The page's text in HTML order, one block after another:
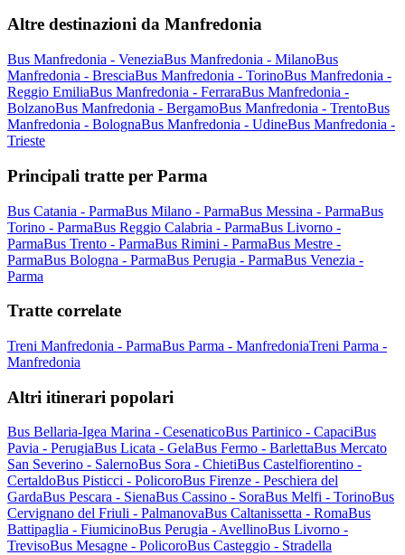
Altre destinazioni da Manfredonia
Bus Manfredonia - VeneziaBus Manfredonia - MilanoBus
Manfredonia - BresciaBus Manfredonia - TorinoBus Manfredonia -
Reggio EmiliaBus Manfredonia - FerraraBus Manfredonia -
BolzanoBus Manfredonia - BergamoBus Manfredonia - TrentoBus
Manfredonia - BolognaBus Manfredonia - UdineBus Manfredonia -
Trieste
Principali tratte per Parma
Bus Catania - ParmaBus Milano - ParmaBus Messina - ParmaBus
Torino - ParmaBus Reggio Calabria - ParmaBus Livorno -
ParmaBus Trento - ParmaBus Rimini - ParmaBus Mestre -
ParmaBus Bologna - ParmaBus Perugia - ParmaBus Venezia -
Parma
Tratte correlate
Treni Manfredonia - ParmaBus Parma - ManfredoniaTreni Parma -
Manfredonia
Altri itinerari popolari
Bus Bellaria-Igea Marina - CesenaticoBus Partinico - CapaciBus
Pavia - PerugiaBus Licata - GelaBus Fermo - BarlettaBus Mercato
San Severino - SalernoBus Sora - ChietiBus Castelfiorentino -
CertaldoBus Pisticci - PolicoroBus Firenze - Peschiera del
GardaBus Pescara - SienaBus Cassino - SoraBus Melfi - TorinoBus
Cervignano del Friuli - PalmanovaBus Caltanissetta - RomaBus
Battipaglia - FiumicinoBus Perugia - AvellinoBus Livorno -
TrevisoBus Mesagne - PolicoroBus Casteggio - Stradella